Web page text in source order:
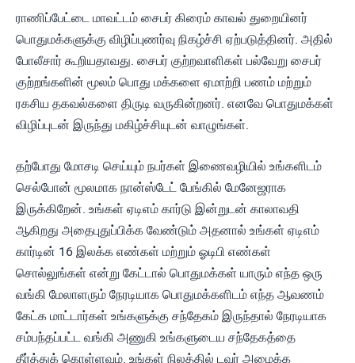
ராணிப்பேட்டை மாவட்டம் சைபர் கிரைம் காவல் துறையினர்
பொதுமக்களுக்கு விழிப்புணர்வு நிகழ்ச்சி ஏற்படுத்தினர். அதில்
போலீசார் கூறியதாவது. சைபர் குற்றவாளிகள் பல்வேறு சைபர்
குற்றங்களின் மூலம் பொது மக்களை ஏமாற்றி பணம் மற்றும்
ரகசிய தகவல்களை திருடி வருகின்றனர். எனவே பொதுமக்கள்
விழிப்புடன் இருந்து மகிழ்ச்சியுடன் வாழுங்கள்.
தற்போது மோசடி செய்யும் நபர்கள் இணைவழியில் உங்களிடம்
செல்போன் மூலமாக நான்ஸ்டேட் பேங்கில் மேனேஜராக
இருக்கிறேன். உங்கள் ஏடிஎம் கார்டு இன்றுடன் காலாவதி
ஆகிறது அதைபுதுப்பிக்க வேண்டும் அதனால் உங்கள் ஏடிஎம்
கார்டின் 16 இலக்க எண்கள் மற்றும் ஓடிபி எண்கள்
சொல்லுங்கள் என்று கேட்டால் பொதுமக்கள் யாரும் எந்த ஒரு
வங்கி மேலாளரும் நேரடியாக பொதுமக்களிடம் எந்த ஆவணம்
கேட்க மாட்டார்கள் உங்களுக்கு சந்தேகம் இருந்தால் நேரடியாக
சம்பந்தப்பட்ட வங்கி அணுகி உங்களுடைய சந்தேகத்தை
தீர்த்துக் கொள்ளவும். உங்கள் நிலத்தில் டவர் அமைக்க